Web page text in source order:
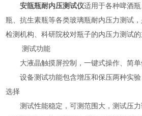
安瓿瓶耐内压测试仪适用于各种啤酒
瓶、抗生素瓶等各类玻璃瓶耐内压力测试，
检测机构、科研院校对瓶子的内压力测试的
测试功能
大液晶触摸屏控制，一键式操作、简单
设备测试功能包含增压和保压两种实
选择
测试性能稳定，可测范围大，测试压